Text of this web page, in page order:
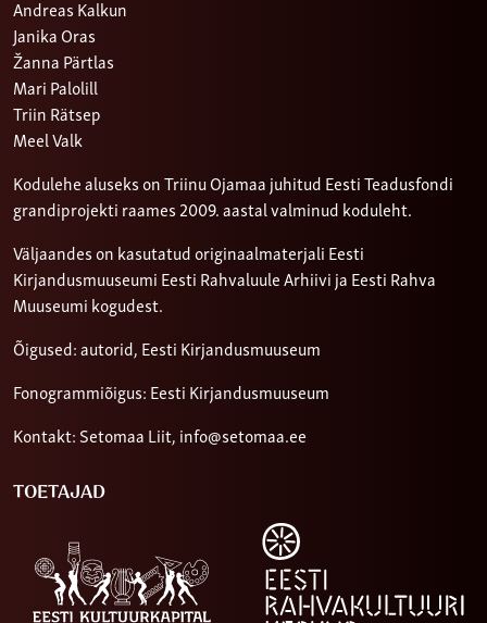
Andreas Kalkun
Janika Oras
Žanna Pärtlas
Mari Palolill
Triin Rätsep
Meel Valk
Kodulehe aluseks on Triinu Ojamaa juhitud Eesti Teadusfondi
grandiprojekti raames 2009. aastal valminud koduleht.
Väljaandes on kasutatud originaalmaterjali Eesti
Kirjandusmuuseumi Eesti Rahvaluule Arhiivi ja Eesti Rahva
Muuseumi kogudest.
Õigused: autorid, Eesti Kirjandusmuuseum
Fonogrammiõigus: Eesti Kirjandusmuuseum
Kontakt: Setomaa Liit, info@setomaa.ee
TOETAJAD